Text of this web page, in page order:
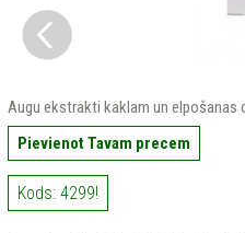
Augu ekstrakti kaklam un elpošanas
Pievienot Tavam precem
Kods: 4299!